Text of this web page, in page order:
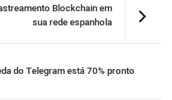
Blockchain em
sua rede espanhola
do Telegram está 70% pronto